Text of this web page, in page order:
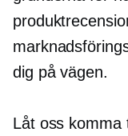
dig på vägen.
Låt oss komma